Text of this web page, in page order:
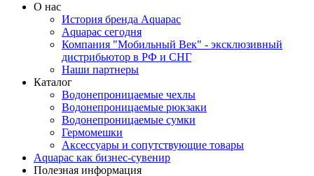
О нас
История бренда Aquapac
Aquapac cегодня
Компания "Мобильный Век" - эксклюзивный
дистрибьютор в РФ и СНГ
Наши партнеры
Каталог
Водонепроницаемые чехлы
Водонепроницаемые рюкзаки
Водонепроницаемые сумки
Гермомешки
Аксессуары и сопутствующие товары
Aquapac как бизнес-сувенир
Полезная информация